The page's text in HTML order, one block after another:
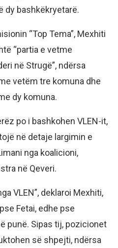
dy bashkëkryetarë.
“Top Tema”, Mexhiti
“partia e vetme
në Strugë”, ndërsa
vetëm tre komuna dhe
dy komuna.
po i bashkohen VLEN-it,
në detaje largimin e
nga koalicioni,
në Qeveri.
VLEN”, deklaroi Mexhiti,
Fetai, edhe pse
punë. Sipas tij, pozicionet
së shpejti, ndërsa